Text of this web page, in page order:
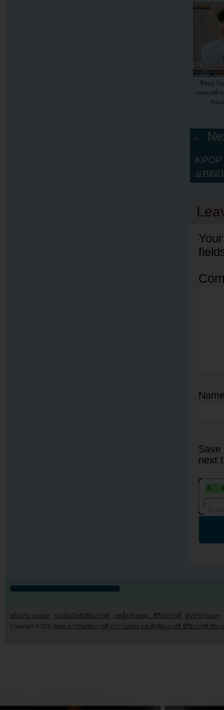
ฮีชอล
เหตุผลที่เ
กับแ
←
แทยอ
next
หน้าแรก youzab รวมวันเกิดศิลปินเกาหลี เรตติ้ง (Rating) : ซีรี่ย์/วาไรตี้
MV/PV/Teaser
Copyright © 2011 Kpop ข่าวบันเทิงเกาหลี ดาราไอดอล และศิลปินเกาหลี ซีรี่ย์เกาหลี MV